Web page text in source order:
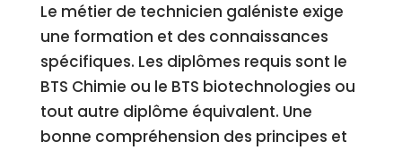
Le métier de technicien galéniste exige
une formation et des connaissances
spécifiques. Les diplômes requis sont le
BTS Chimie ou le BTS biotechnologies ou
tout autre diplôme équivalent. Une
bonne compréhension des principes et